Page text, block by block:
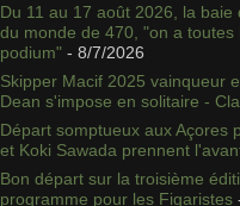
Du 11 au 17 août 2026, la
du monde de 470, "on a
podium" - 8/7/2026
Skipper Macif 2025 vainqueur
Dean s'impose en solitaire -
Départ somptueux aux Açores
et Koki Sawada prennent
Bon départ sur la troisième
programme pour les Figaristes